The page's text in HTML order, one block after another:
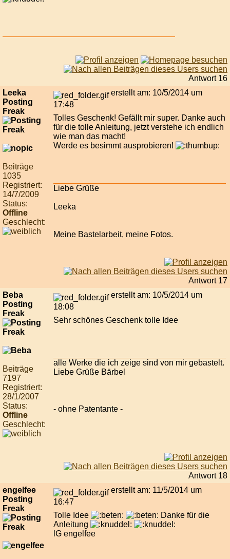
Antwort 16
Leeka
Posting
Freak
Beiträge
1035
Registriert:
14/7/2009
Status:
Offline
Geschlecht:
erstellt am: 10/5/2014 um
17:48
Tolles Geschenk! Gefällt mir super. Danke auch
für die tolle Anleitung, jetzt verstehe ich endlich
wie man das macht!
Werde es besimmt ausprobieren!
Liebe Grüße
Leeka
Meine Bastelarbeit, meine Fotos.
Antwort 17
Beba
Posting
Freak
Beiträge
7197
Registriert:
28/1/2007
Status:
Offline
Geschlecht:
erstellt am: 10/5/2014 um
18:08
Sehr schönes Geschenk tolle Idee
alle Werke die ich zeige sind von mir gebastelt.
Liebe Grüße Bärbel
- ohne Patentante -
Antwort 18
engelfee
Posting
Freak
erstellt am: 11/5/2014 um
16:47
Tolle Idee
Danke für die
Anleitung
lG engelfee